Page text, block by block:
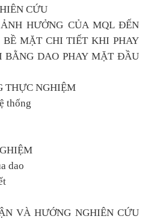
CỨU
HƯỞNG CỦA MQL ĐẾN
MẶT CHI TIẾT KHI PHAY
BẰNG DAO PHAY MẶT ĐẦU
THỰC NGHIỆM
thống
dao
VÀ HƯỚNG NGHIÊN CỨU